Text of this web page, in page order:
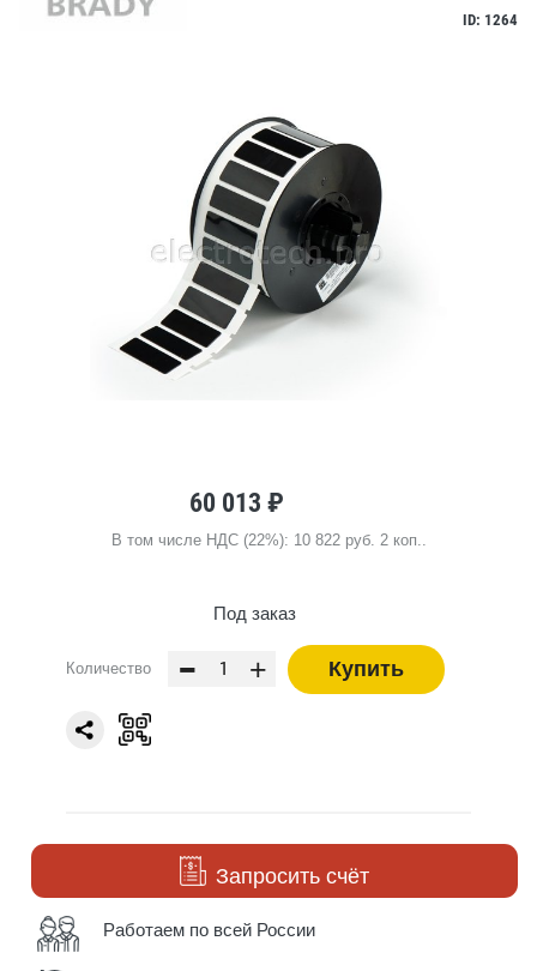
ID: 1264
60 013 ₽
В том числе НДС (22%): 10 822 руб. 2 коп..
Под заказ
Количество - + Купить
Запросить счёт
Работаем по всей России